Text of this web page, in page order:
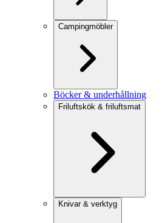
Campingmöbler
Böcker & underhållning
Friluftskök & friluftsmat
Knivar & verktyg